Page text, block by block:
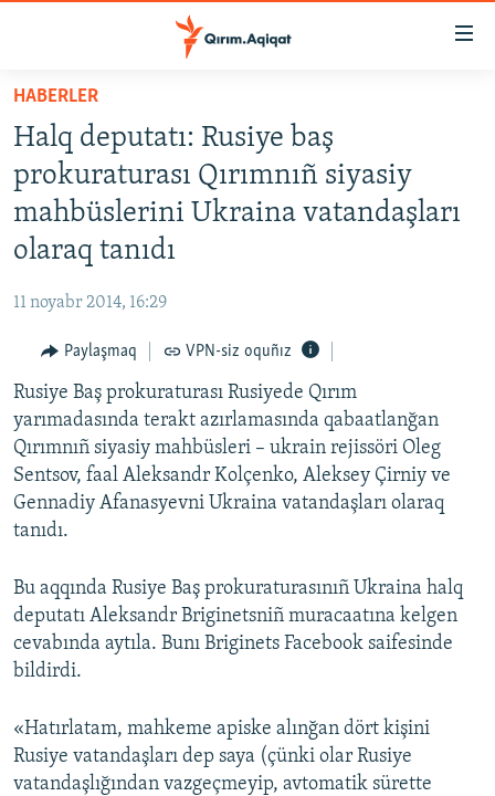
Esas
qaytmaq
Baş
navigatsiyağa
qaytmaq
Qıdıruvğa
HABERLER
SİYASET
İQTİSADİYAT
CEMİYET
İNSAN AQLARI
VİDEO
SÜRET
BLOGLAR
FİKİR
Русский
Українською
QOŞULIÑIZ!
RFE/RS bütün saytları
HABERLER
Halq deputatı: Rusiye baş
prokuraturası Qırımnıñ siyasiy
mahbüslerini Ukraina vatandaşları
olaraq tanıdı
11 noyabr 2014, 16:29
Paylaşmaq VPN-siz oquñız
Rusiye Baş prokuraturası Rusiyede Qırım
yarımadasında terakt azırlamasında qabaatlanğan
Qırımnıñ siyasiy mahbüsleri – ukrain rejissöri Oleg
Sentsov, faal Aleksandr Kolçenko, Aleksey Çirniy ve
Gennadiy Afanasyevni Ukraina vatandaşları olaraq
tanıdı.
Bu aqqında Rusiye Baş prokuraturasınıñ Ukraina halq
deputatı Aleksandr Briginetsniñ muracaatına kelgen
cevabında aytıla. Bunı Briginets Facebook saifesinde
bildirdi.
«Hatırlatam, mahkeme apiske alınğan dört kişini
Rusiye vatandaşları dep saya (çünki olar Rusiye
vatandaşlığından vazgeçmeyip, avtomatik sürette